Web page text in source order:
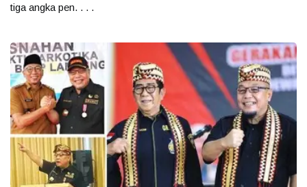
tiga angka pen. . . .